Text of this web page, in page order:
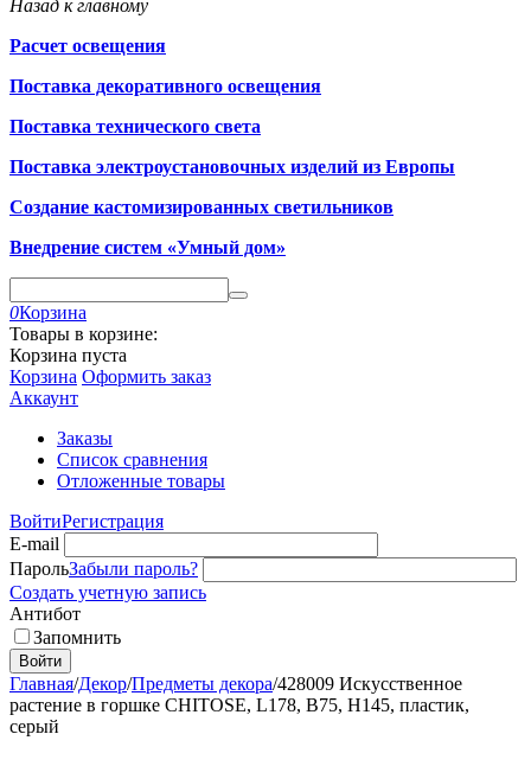
Назад к главному
Расчет освещения
Поставка декоративного освещения
Поставка технического света
Поставка электроустановочных изделий из Европы
Создание кастомизированных светильников
Внедрение систем «Умный дом»
0Корзина
Товары в корзине:
Корзина пуста
Корзина Оформить заказ
Аккаунт
Заказы
Список сравнения
Отложенные товары
ВойтиРегистрация
E-mail
ПарольЗабыли пароль?
Создать учетную запись
Антибот
Запомнить
Войти
Главная/Декор/Предметы декора/428009 Искусственное
растение в горшке CHITOSE, L178, B75, H145, пластик,
серый